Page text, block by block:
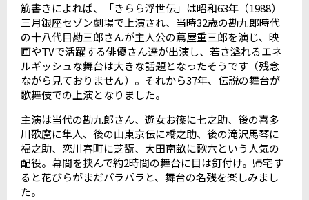
筋書きによれば、「きらら浮世伝」は昭和63年（1988）
三月銀座セゾン劇場で上演され、当時32歳の勘九郎時代
の十八代目勘三郎さんが主人公の蔦屋重三郎を演じ、映
画やTVで活躍する俳優さん達が出演し、若さ溢れるエネ
ルギッシュな舞台は大きな話題となったそうです（残念
ながら見ておりません）。それから37年、伝説の舞台が
歌舞伎での上演となりました。
主演は当代の勘九郎さん、遊女お篠に七之助、後の喜多
川歌麿に隼人、後の山東京伝に橋之助、後の滝沢馬琴に
福之助、恋川春町に芝翫、大田南畝に歌六という人気の
配役。幕間を挟んで約2時間の舞台に目は釘付け。帰宅す
ると花びらがまだパラパラと、舞台の名残を楽しみまし
た。